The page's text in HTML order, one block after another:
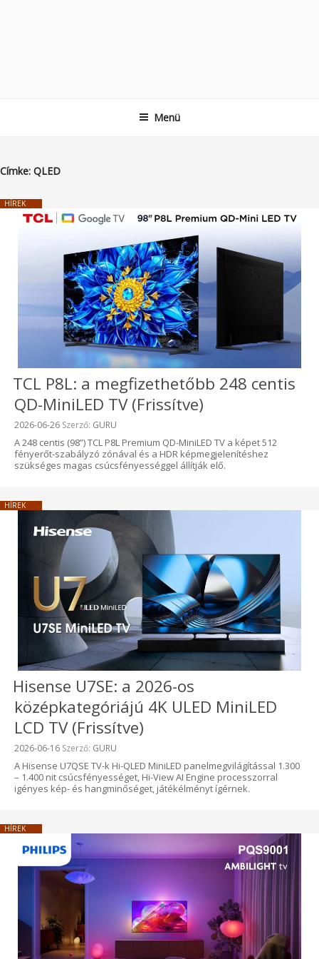
Menü
Címke: QLED
HÍREK
TCL P8L: a megfizethetőbb 248 centis
QD-MiniLED TV (Frissítve)
Beküldve:
2026-06-26 Szerző: GURU
A 248 centis (98”) TCL P8L Premium QD-MiniLED TV a képet 512
fényerőt-szabályzó zónával és a HDR képmegjelenítéshez
szükséges magas csúcsfényességgel állítják elő.
HÍREK
Hisense U7SE: a 2026-os
középkategóriájú 4K ULED MiniLED
LCD TV (Frissítve)
Beküldve:
2026-06-16 Szerző: GURU
A Hisense U7QSE TV-k Hi-QLED MiniLED panelmegvilágítással 1.300
– 1.400 nit csúcsfényességet, Hi-View AI Engine processzorral
igényes kép- és hangminőséget, játékélményt ígérnek.
HÍREK